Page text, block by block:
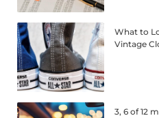
What to
Vintage
3, 6 of 12